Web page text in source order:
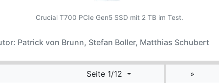
Crucial T700 PCIe Gen5 SSD mit 2 TB im Test.
Patrick von Brunn, Stefan Boller, Matthias Schubert
Seite 1/12 »